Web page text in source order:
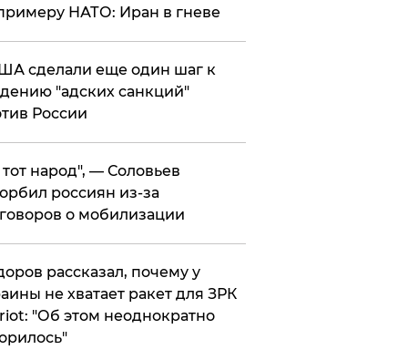
НАТО: Иран в гневе
сделали еще один шаг к
"адских санкций"
России
народ", — Соловьев
россиян из-за
о мобилизации
рассказал, почему у
не хватает ракет для ЗРК
"Об этом неоднократно